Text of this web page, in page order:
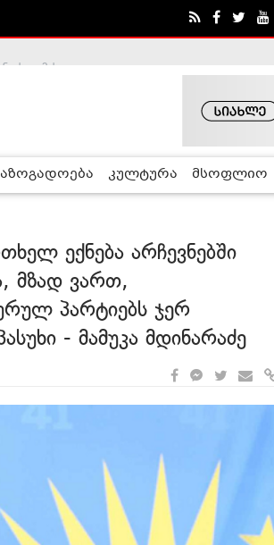
კულტურა მსოფლიო
ექნება არჩევნებში
მზად ვართ,
პარტიებს ჯერ
- მამუკა მდინარაძე